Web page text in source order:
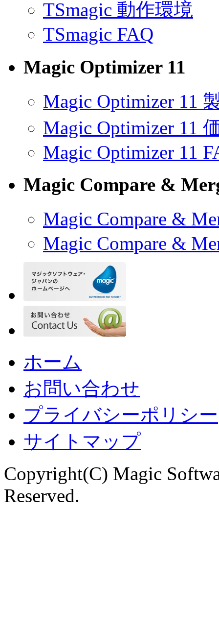
TSmagic 動作環境
TSmagic FAQ
Magic Optimizer 11
Magic Optimizer 11
Magic Optimizer 11
Magic Optimizer 11
Magic Compare &
Magic Compare &
Magic Compare &
ホーム
お問い合わせ
プライバシーポリシー
サイトマップ
Copyright(C) Magic
Reserved.